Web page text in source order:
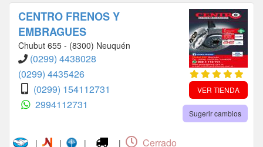
CENTRO FRENOS Y
EMBRAGUES
Chubut 655 - (8300) Neuquén
(0299) 4438028
(0299) 4435426
(0299) 154112731
2994112731
VER TIENDA
Sugerir cambios
| | | | Cerrado